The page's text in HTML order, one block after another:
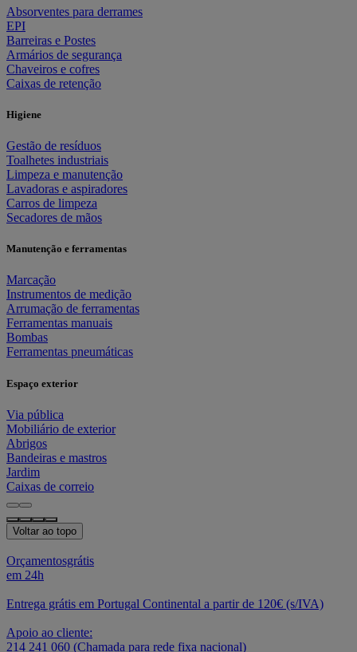
Absorventes para derrames
EPI
Barreiras e Postes
Armários de segurança
Chaveiros e cofres
Caixas de retenção
Higiene
Gestão de resíduos
Toalhetes industriais
Limpeza e manutenção
Lavadoras e aspiradores
Carros de limpeza
Secadores de mãos
Manutenção e ferramentas
Marcação
Instrumentos de medição
Arrumação de ferramentas
Ferramentas manuais
Bombas
Ferramentas pneumáticas
Espaço exterior
Via pública
Mobiliário de exterior
Abrigos
Bandeiras e mastros
Jardim
Caixas de correio
Voltar ao topo
Orçamentosgrátis
em 24h
Entrega grátis em Portugal Continental a partir de 120€ (s/IVA)
Apoio ao cliente:
214 241 060 (Chamada para rede fixa nacional)